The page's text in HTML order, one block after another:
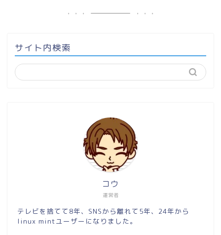
サイト内検索
運営者
コウ
テレビを捨てて8年、SNSから離れて5年、24年から
linux mintユーザーになりました。